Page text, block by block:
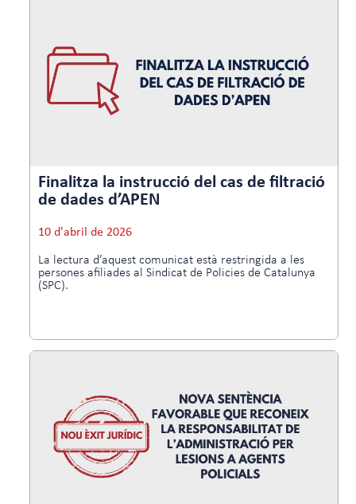
Finalitza la instrucció del cas de filtració
de dades d’APEN
10 d'abril de 2026
La lectura d’aquest comunicat està restringida a les
persones afiliades al Sindicat de Policies de Catalunya
(SPC).